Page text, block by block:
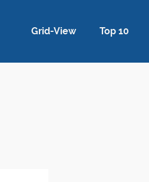
Grid-View Top 10